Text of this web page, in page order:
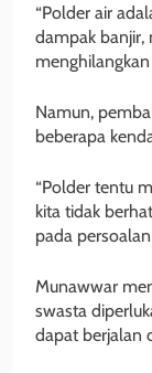
“Polder air
dampak banjir,
Namun,
beberapa
“Polder tentu
kita tidak
pada
Munawwar
swasta
dapat berjalan